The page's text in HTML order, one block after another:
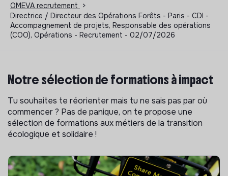
OMEVA recrutement
>
Directrice / Directeur des Opérations Forêts - Paris - CDI -
Accompagnement de projets, Responsable des opérations
(COO), Opérations - Recrutement - 02/07/2026
Notre sélection de formations à impact
Tu souhaites te réorienter mais tu ne sais pas par où
commencer ? Pas de panique, on te propose une
sélection de formations aux métiers de la transition
écologique et solidaire !